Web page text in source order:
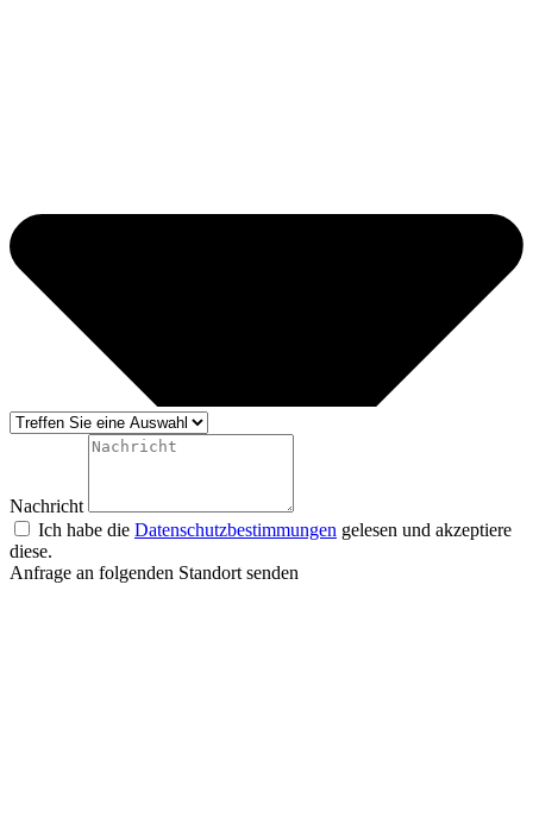
Nachricht
Ich habe die Datenschutzbestimmungen gelesen und akzeptiere
diese.
Anfrage an folgenden Standort senden